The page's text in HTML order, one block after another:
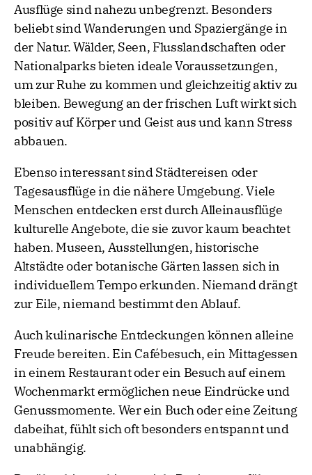
Ausflüge sind nahezu unbegrenzt. Besonders
beliebt sind Wanderungen und Spaziergänge in
der Natur. Wälder, Seen, Flusslandschaften oder
Nationalparks bieten ideale Voraussetzungen,
um zur Ruhe zu kommen und gleichzeitig aktiv zu
bleiben. Bewegung an der frischen Luft wirkt sich
positiv auf Körper und Geist aus und kann Stress
abbauen.
Ebenso interessant sind Städtereisen oder
Tagesausflüge in die nähere Umgebung. Viele
Menschen entdecken erst durch Alleinausflüge
kulturelle Angebote, die sie zuvor kaum beachtet
haben. Museen, Ausstellungen, historische
Altstädte oder botanische Gärten lassen sich in
individuellem Tempo erkunden. Niemand drängt
zur Eile, niemand bestimmt den Ablauf.
Auch kulinarische Entdeckungen können alleine
Freude bereiten. Ein Cafébesuch, ein Mittagessen
in einem Restaurant oder ein Besuch auf einem
Wochenmarkt ermöglichen neue Eindrücke und
Genussmomente. Wer ein Buch oder eine Zeitung
dabeihat, fühlt sich oft besonders entspannt und
unabhängig.